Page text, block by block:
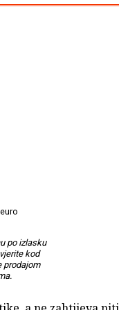
po izlasku
kod
prodajom